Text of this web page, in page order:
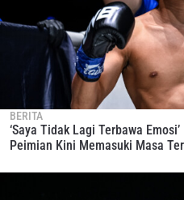
BERITA
‘Saya Tidak Lagi Terbawa
Peimian Kini Memasuki Masa